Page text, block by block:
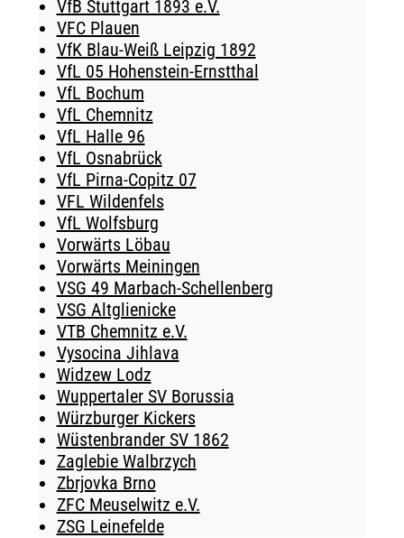
VfB Stuttgart 1893 e.V.
VFC Plauen
VfK Blau-Weiß Leipzig 1892
VfL 05 Hohenstein-Ernstthal
VfL Bochum
VfL Chemnitz
VfL Halle 96
VfL Osnabrück
VfL Pirna-Copitz 07
VFL Wildenfels
VfL Wolfsburg
Vorwärts Löbau
Vorwärts Meiningen
VSG 49 Marbach-Schellenberg
VSG Altglienicke
VTB Chemnitz e.V.
Vysocina Jihlava
Widzew Lodz
Wuppertaler SV Borussia
Würzburger Kickers
Wüstenbrander SV 1862
Zaglebie Walbrzych
Zbrjovka Brno
ZFC Meuselwitz e.V.
ZSG Leinefelde